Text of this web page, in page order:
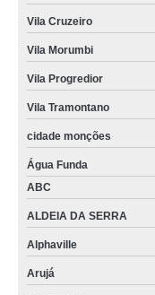
Vila Cruzeiro
Vila Morumbi
Vila Progredior
Vila Tramontano
cidade monções
Água Funda
ABC
ALDEIA DA SERRA
Alphaville
Arujá